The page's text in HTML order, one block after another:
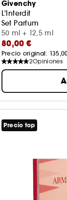
Givenchy
L'Interdit
Set Parfum
50 ml + 12,5 ml
80,00 €
Precio original:
2Opiniones
Precio top